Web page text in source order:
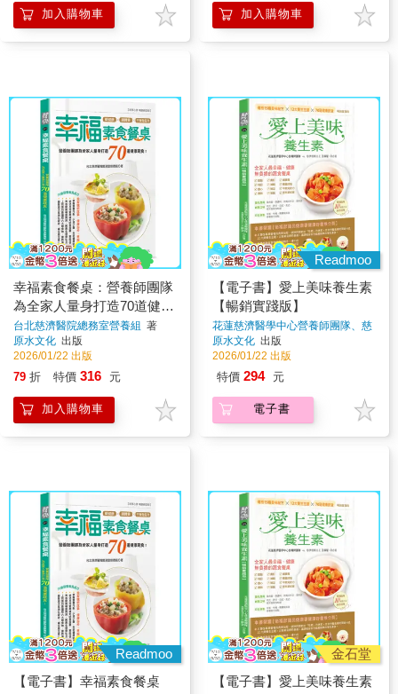
加入購物車 加入購物車
幸福素食餐桌：營養師團隊
為全家人量身打造70道健康
蔬食！
台北慈濟醫院總務室營養組 著
原水文化 出版
2026/01/22 出版
79 折 特價 316 元
加入購物車
Readmoo
【電子書】愛上美味養生素
【暢銷實踐版】
花蓮慈濟醫學中心營養師團隊、慈
濟香積志工 王靜慧
原水文化 出版
2026/01/22 出版
特價 294 元
電子書
Readmoo
【電子書】幸福素食餐桌
金石堂
【電子書】愛上美味養生素